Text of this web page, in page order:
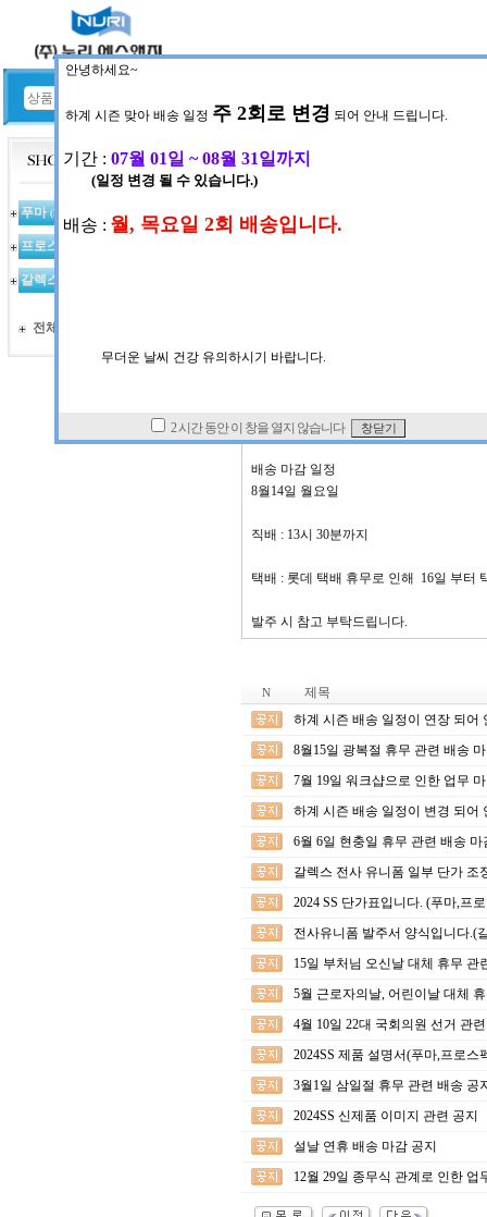
푸마 (367)
프로스펙스
갈렉스
전체상품 목록
ㆍ 작성일
안녕하세요~
8월 15일 화요일
배송 마감 일정
8월14일 월요일
직배 : 13시 30분까지
택배 : 롯데 택배 휴무로 인해 16일 부터
발주 시 참고 부탁드립니다.
N
제목
하계 시즌 배송 일정이 연장 되어
8월15일 광복절 휴무 관련 배송
7월 19일 워크샵으로 인한 업무
하계 시즌 배송 일정이 변경 되어
6월 6일 현충일 휴무 관련 배송
갈렉스 전사 유니폼 일부 단가 조
2024 SS 단가표입니다. (푸마,프
전사유니폼 발주서 양식입니다.(
15일 부처님 오신날 대체 휴무 관
5월 근로자의날, 어린이날 대체
4월 10일 22대 국회의원 선거 관
2024SS 제품 설명서(푸마,프로스
3월1일 삼일절 휴무 관련 배송 공
2024SS 신제품 이미지 관련 공지
설날 연휴 배송 마감 공지
12월 29일 종무식 관계로 인한 업